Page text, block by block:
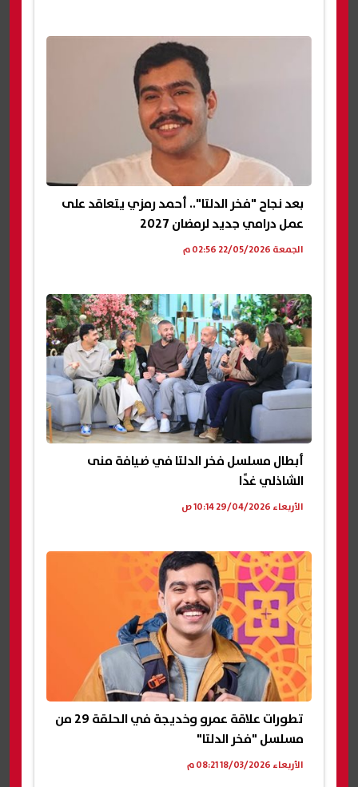
بعد نجاح "فخر الدلتا".. أحمد رمزي يتعاقد على
عمل درامي جديد لرمضان 2027
الجمعة 22/05/2026 02:56 م
أبطال مسلسل فخر الدلتا في ضيافة منى
الشاذلي غدًا
الأربعاء 29/04/2026 10:14 ص
تطورات علاقة عمرو وخديجة في الحلقة 29 من
مسلسل "فخر الدلتا"
الأربعاء 18/03/2026 08:21 م